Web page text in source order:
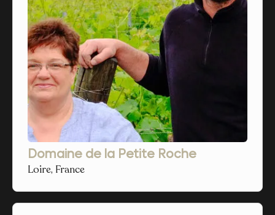
Domaine de la Petite Roche
Loire, France